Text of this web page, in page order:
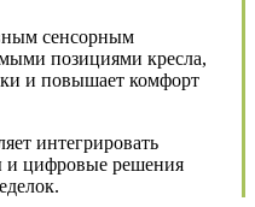
сенсорным
позициями кресла,
и повышает комфорт
интегрировать
и цифровые решения